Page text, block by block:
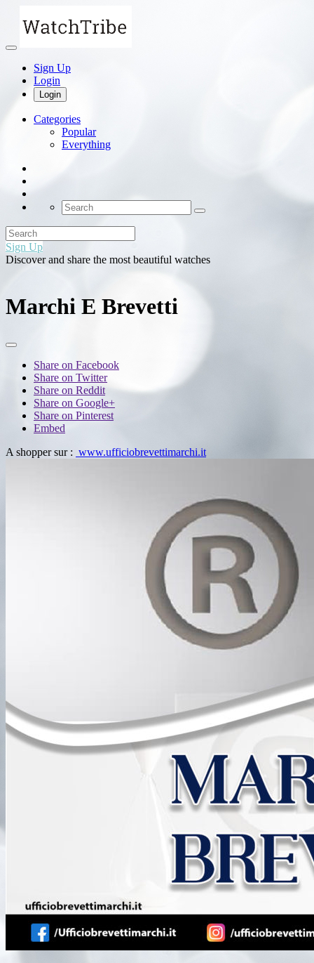
Sign Up
Login
Login
Categories
Popular
Everything
Sign Up
Discover and share the most beautiful watches
Marchi E Brevetti
Share on Facebook
Share on Twitter
Share on Reddit
Share on Google+
Share on Pinterest
Embed
A shopper sur : www.ufficiobrevettimarchi.it